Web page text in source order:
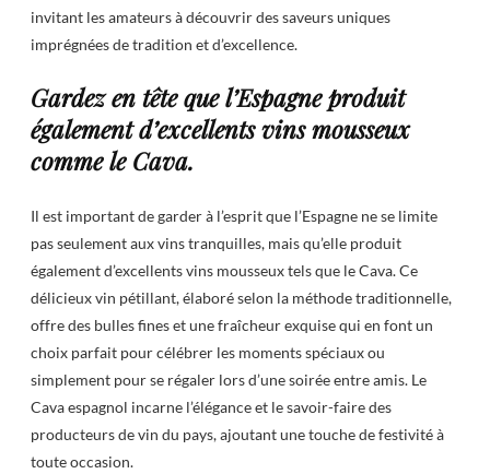
invitant les amateurs à découvrir des saveurs uniques
imprégnées de tradition et d’excellence.
Gardez en tête que l’Espagne produit
également d’excellents vins mousseux
comme le Cava.
Il est important de garder à l’esprit que l’Espagne ne se limite
pas seulement aux vins tranquilles, mais qu’elle produit
également d’excellents vins mousseux tels que le Cava. Ce
délicieux vin pétillant, élaboré selon la méthode traditionnelle,
offre des bulles fines et une fraîcheur exquise qui en font un
choix parfait pour célébrer les moments spéciaux ou
simplement pour se régaler lors d’une soirée entre amis. Le
Cava espagnol incarne l’élégance et le savoir-faire des
producteurs de vin du pays, ajoutant une touche de festivité à
toute occasion.